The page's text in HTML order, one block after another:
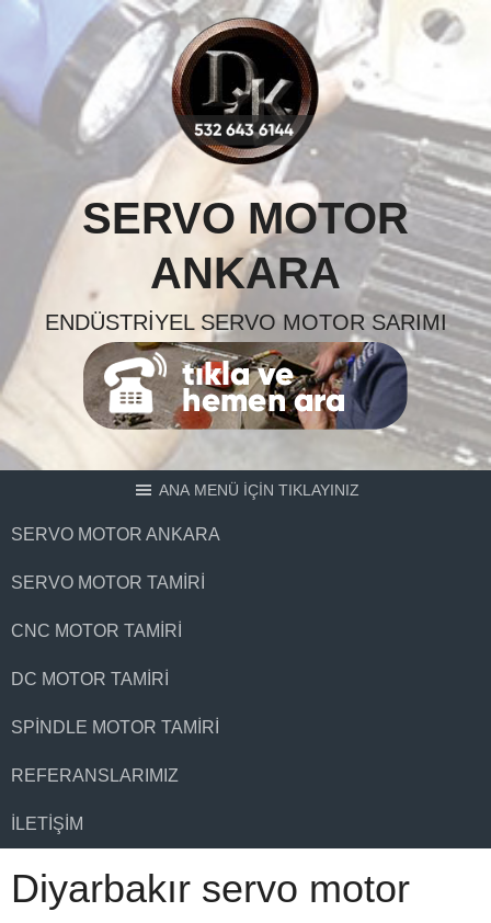
Skip
content
SERVO MOTOR
ANKARA
ENDÜSTRIYEL SERVO MOTOR SARIMI
ANA MENÜ İÇİN TIKLAYINIZ
SERVO MOTOR ANKARA
SERVO MOTOR TAMIRI
CNC MOTOR TAMIRI
DC MOTOR TAMIRI
SPINDLE MOTOR TAMIRI
REFERANSLARIMIZ
İLETIŞIM
Diyarbakır servo motor